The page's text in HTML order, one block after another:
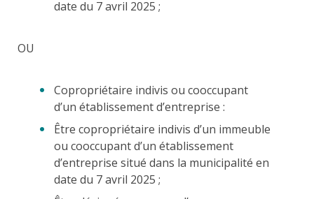
date du 7 avril 2025 ;
OU
Copropriétaire indivis ou cooccupant
d’un établissement d’entreprise :
Être copropriétaire indivis d’un immeuble
ou cooccupant d’un établissement
d’entreprise situé dans la municipalité en
date du 7 avril 2025 ;